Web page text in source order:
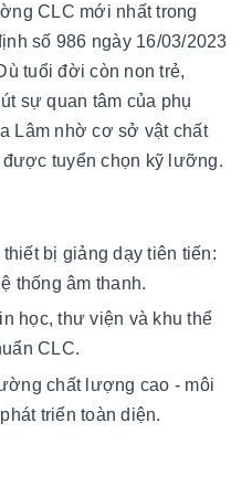
CLC mới nhất trong
số 986 ngày 16/03/2023
tuổi đời còn non trẻ,
sự quan tâm của phụ
Lâm nhờ cơ sở vật chất
tuyển chọn kỹ lưỡng.
bị giảng dạy tiên tiến:
thống âm thanh.
học, thư viện và khu thể
CLC.
chất lượng cao - môi
triển toàn diện.